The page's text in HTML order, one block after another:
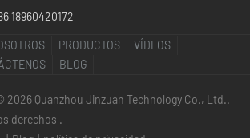
18960420172
PRODUCTOS
VÍDEOS
BLOG
2026 Quanzhou Jinzuan Technology Co., Ltd..
derechos .